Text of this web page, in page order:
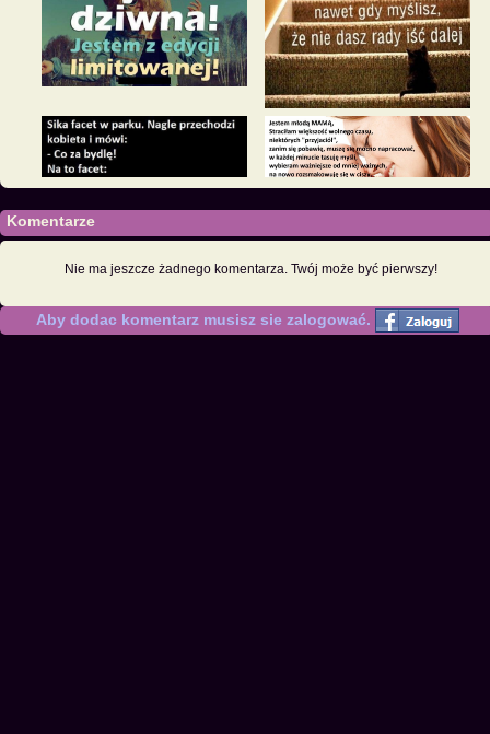
Komentarze
Nie ma jeszcze żadnego komentarza. Twój może być pierwszy!
Aby dodac komentarz musisz sie zalogować.